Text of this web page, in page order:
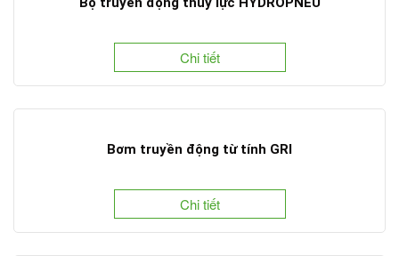
Chi tiết
Bơm truyền động từ tính GRI
Chi tiết